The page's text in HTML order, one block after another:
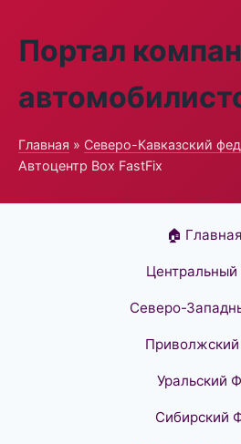
Портал
Главная » Северо-Кавказский
Автоцентр Box FastFix
🏠 Главная
Северо-
Уральский
Сибирский